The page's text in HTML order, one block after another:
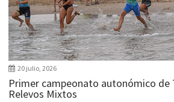
20 julio, 2026
Primer campeonato autonómico de
Relevos Mixtos